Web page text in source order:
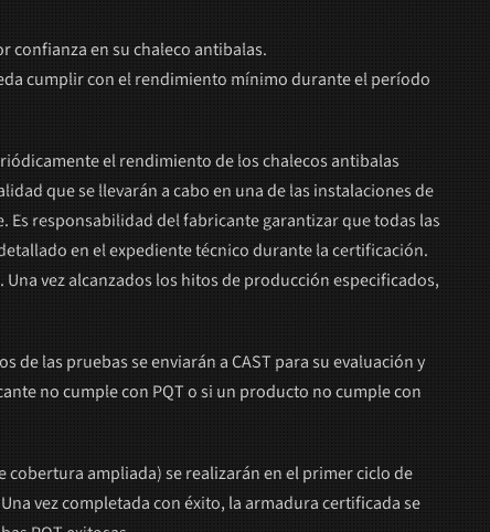
confianza en su chaleco antibalas.
cumplir con el rendimiento mínimo durante el período
el rendimiento de los chalecos antibalas
que se llevarán a cabo en una de las instalaciones de
Es responsabilidad del fabricante garantizar que todas las
en el expediente técnico durante la certificación.
vez alcanzados los hitos de producción especificados,
las pruebas se enviarán a CAST para su evaluación y
no cumple con PQT o si un producto no cumple con
ampliada) se realizarán en el primer ciclo de
vez completada con éxito, la armadura certificada se